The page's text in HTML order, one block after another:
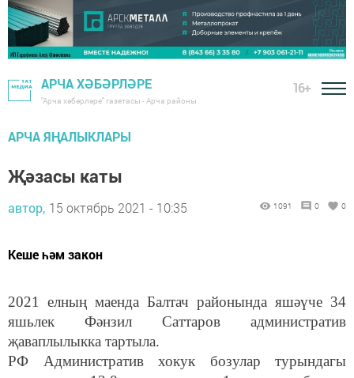
АРЧА ХӘБӘРЛӘРЕ
"Арча хәбәрләре" газетасы - Арча районы
16+
АРЧА ЯҢАЛЫКЛАРЫ
Җәзасы каты
автор, 15 октябрь 2021 - 10:35 1091 0 0
Кеше һәм закон
2021 елның маенда Балтач районында яшәүче 34
яшьлек Фәнзил Саттаров административ
җаваплылыкка тартыла.
РФ Административ хокук бозулар турындагы